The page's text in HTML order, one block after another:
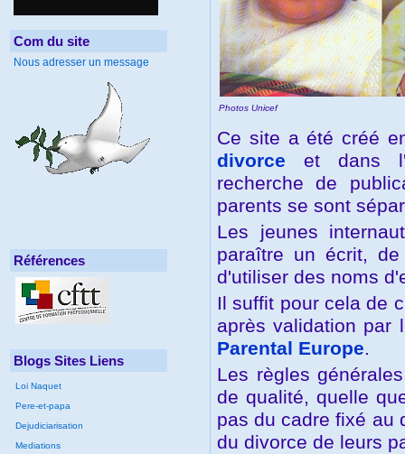
Com du site
Nous adresser un message
Références
Blogs Sites Liens
Loi Naquet
Pere-et-papa
Dejudiciarisation
Mediations
Photos Unicef
Ce site a été créé
divorce et dans
recherche de
parents se sont
Les jeunes
paraître un écrit,
d'utiliser des noms
Il suffit pour cela de
après validation par
Parental Europe.
Les règles
de qualité, quelle
pas du cadre fixé au
du divorce de leurs